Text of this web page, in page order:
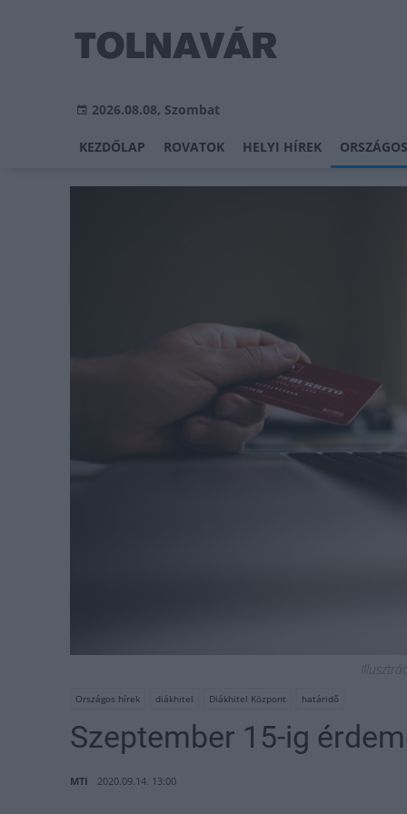
2026.08.08, Szombat
KEZDŐLAP ROVATOK HELYI HÍREK
Országos hírek diákhitel Diákhitel Központ határidő
Szeptember 15-ig
MTI 2020.09.14. 13:00